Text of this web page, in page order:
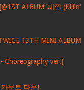
ALBUM '때깔 (Killin'
13TH MINI ALBUM
- Choreography ver.]
운트 다운!